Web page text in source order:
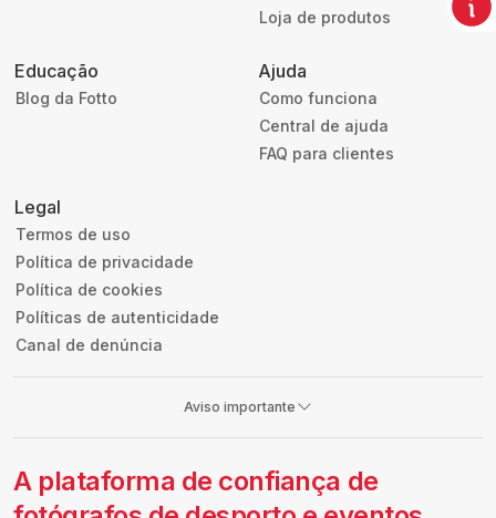
Loja de produtos
Educação
Blog da Fotto
Ajuda
Como funciona
Central de ajuda
FAQ para clientes
Legal
Termos de uso
Política de privacidade
Política de cookies
Políticas de autenticidade
Canal de denúncia
Aviso importante
A plataforma de confiança de